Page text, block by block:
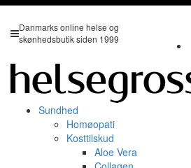
Danmarks online helse og
skønhedsbutik siden 1999
Sundhed
Homøopati
Kosttilskud
Aloe Vera